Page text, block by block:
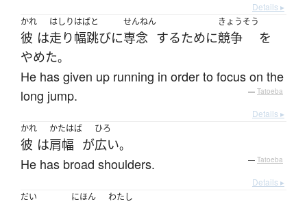
Details ▸
かれ
彼 は
はしりはばと
走り幅跳びに
せんねん
専念 するために
きょうそう
競争
を
やめた。
He has given up running in order to focus on the
long jump.
— Tatoeba
Details ▸
かれ
彼 は
かたはば
肩幅 が
ひろ
広い。
He has broad shoulders. — Tatoeba
Details ▸
だい
にほん わたし